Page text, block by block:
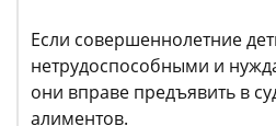
Если совершеннолетние
нетрудоспособными и
они вправе предъявить в
алиментов.